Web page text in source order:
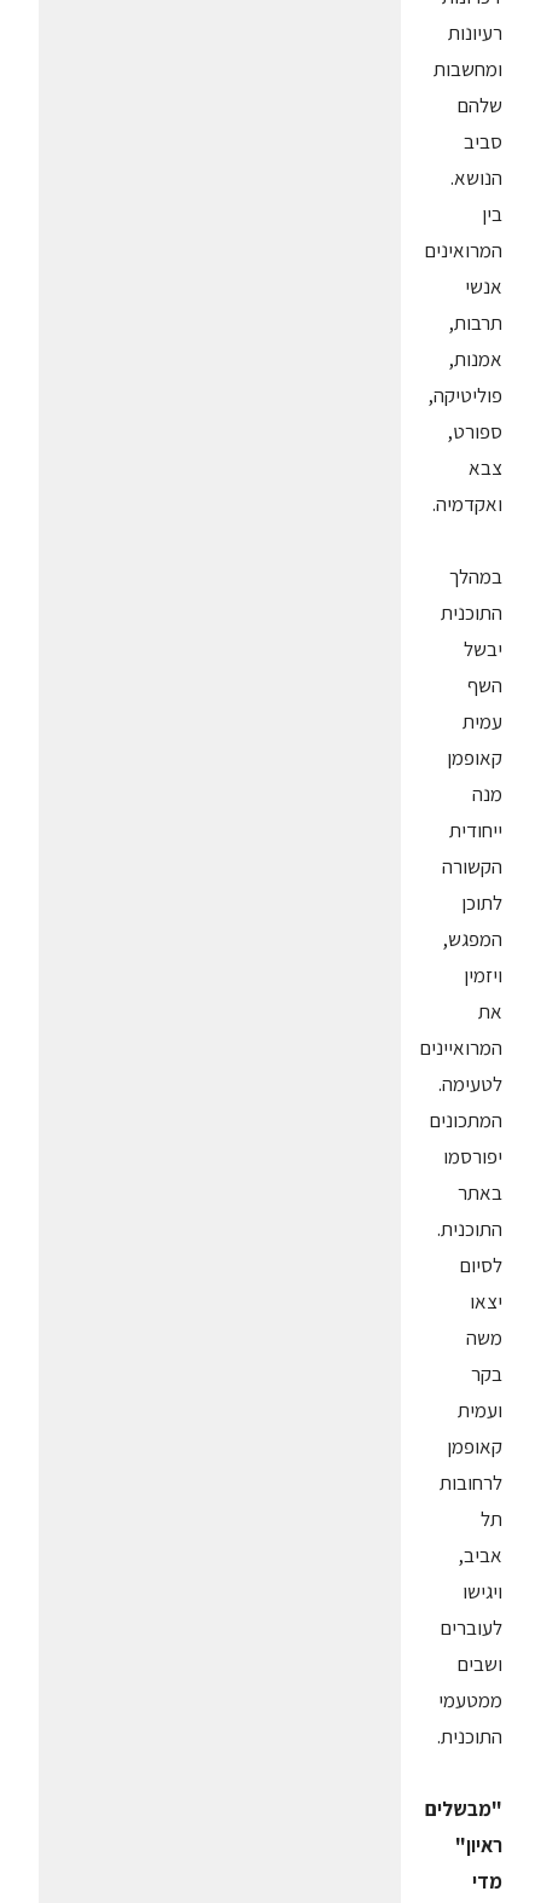
רעיונות
ומחשבות
שלהם
סביב
הנושא.
בין
המרואינים
אנשי
תרבות,
אמנות,
פוליטיקה,
ספורט,
צבא
ואקדמיה.
במהלך
התוכנית
יבשל
השף
עמית
קאופמן
מנה
ייחודית
הקשורה
לתוכן
המפגש,
ויזמין
את
המרואיינים
לטעימה.
המתכונים
יפורסמו
באתר
התוכנית.
לסיום
יצאו
משה
בקר
ועמית
קאופמן
לרחובות
תל
אביב,
ויגישו
לעוברים
ושבים
ממטעמי
התוכנית.
"מבשלים
ראיון"
מדי